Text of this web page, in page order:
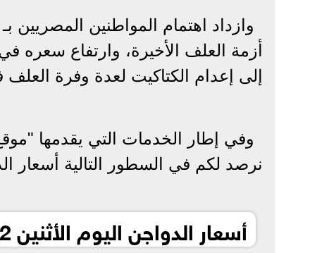
وازداد اهتمام المواطنين المصريين
أزمة العلف الأخيرة، وارتفاع سعره
إلى إعدام الكتاكيت لعدة وفرة
وفي إطار الخدمات التي يقدمها
نرصد لكم في السطور التالية أسعار
أسعار الدواجن اليوم الأثنين 12ديسمبر 2022 في الأسواق